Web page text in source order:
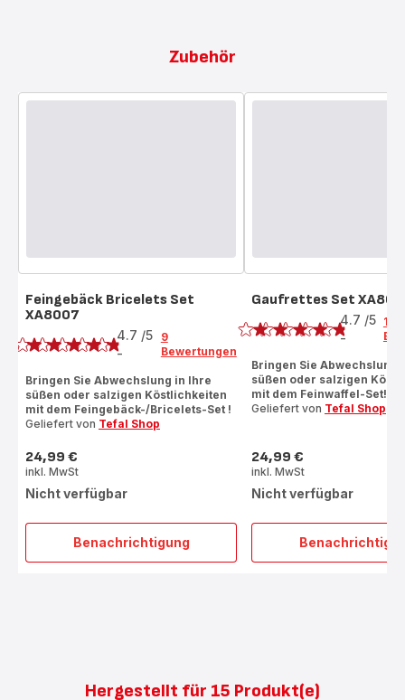
Zubehör
Benachrichtigung
Feingebäck
Feingebäck Bricelets Set
XA8007
Bewertung
4.7 /5
-
9
Bewertungen
Bringen Sie Abwechslung in Ihre
süßen oder salzigen Köstlichkeiten
mit dem Feingebäck-/Bricelets-Set !
Geliefert von Tefal Shop
Preis
24,99 €
inkl. MwSt
Nicht verfügbar
Gaufrettes Set
Bewertung
4.7 /5
-
10
Bringen Sie Abwechslung
süßen oder salzigen
mit dem Feinwaffel-Set!
Geliefert von Tefal Shop
Preis
24,99 €
inkl. MwSt
Nicht verfügbar
Hergestellt für 15 Produkt(e)